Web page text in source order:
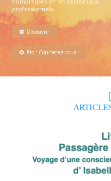
professionnels.
Découvrir
Pro : Connectez-vous !